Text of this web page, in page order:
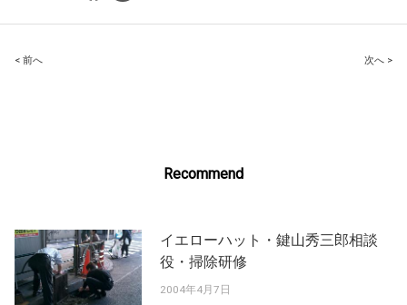
Post
< 前へ 次へ >
Recommend
イエローハット・鍵山秀三郎相談
役・掃除研修
2004年4月7日